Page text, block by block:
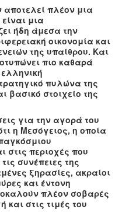
αποτελεί πλέον μια
μια
ήδη άμεσα την
οικονομία και
της υπαίθρου. Και
πιο καθαρά
πυλώνα της
βασικό στοιχείο της
για την αγορά του
η Μεσόγειος, η οποία
στις περιοχές που
συνέπειες της
ξηρασίες, ακραίοι
και έντονη
πλέον σοβαρές
στις τιμές του